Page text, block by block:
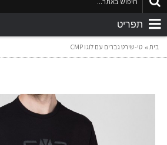
תפריט
בית טי-שירט גברים עם לוגו CMP